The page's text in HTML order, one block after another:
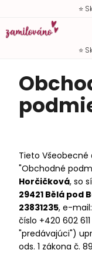
obsah
⭐
⭐
Tieto
"Obchodné
Horčičková, so
29421 Bělá pod
23831235, e-mail:
číslo +420 602
"predávajúci")
ods. 1 zákona č.
š Späť
Späť
o
e
b
u
e